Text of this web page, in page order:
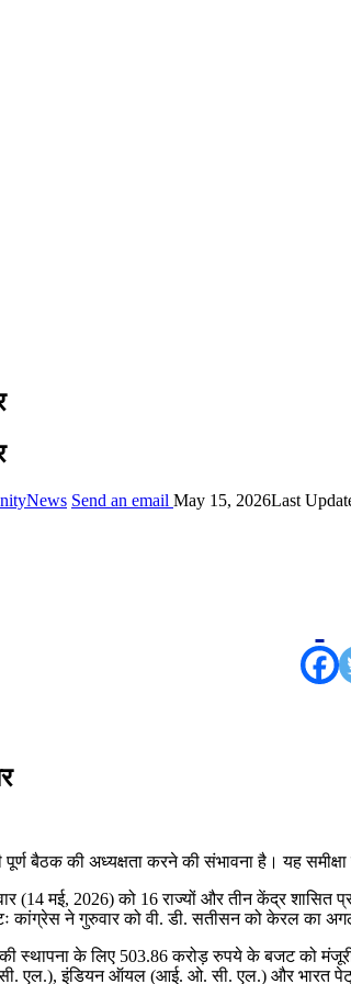
Send an email May 15, 2026Last
पूर्ण बैठक की अध्यक्षता करने की संभावना है। यह
(14 मई, 2026) को 16 राज्यों और तीन केंद्र
कांग्रेस ने गुरुवार को वी. डी. सतीसन को केरल का
की स्थापना के लिए 503.86 करोड़ रुपये के बजट को
एल.), इंडियन ऑयल (आई. ओ. सी. एल.) और भारत